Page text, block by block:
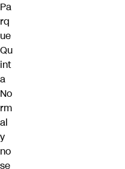
Pa
rq
ue
Qu
int
a
No
rm
al
y
no
se